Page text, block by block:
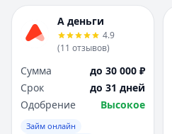
А деньги
4.9
(11 отзывов)
Сумма
до 30 000 ₽
Срок
до 31 дней
Одобрение
Высокое
Займ онлайн